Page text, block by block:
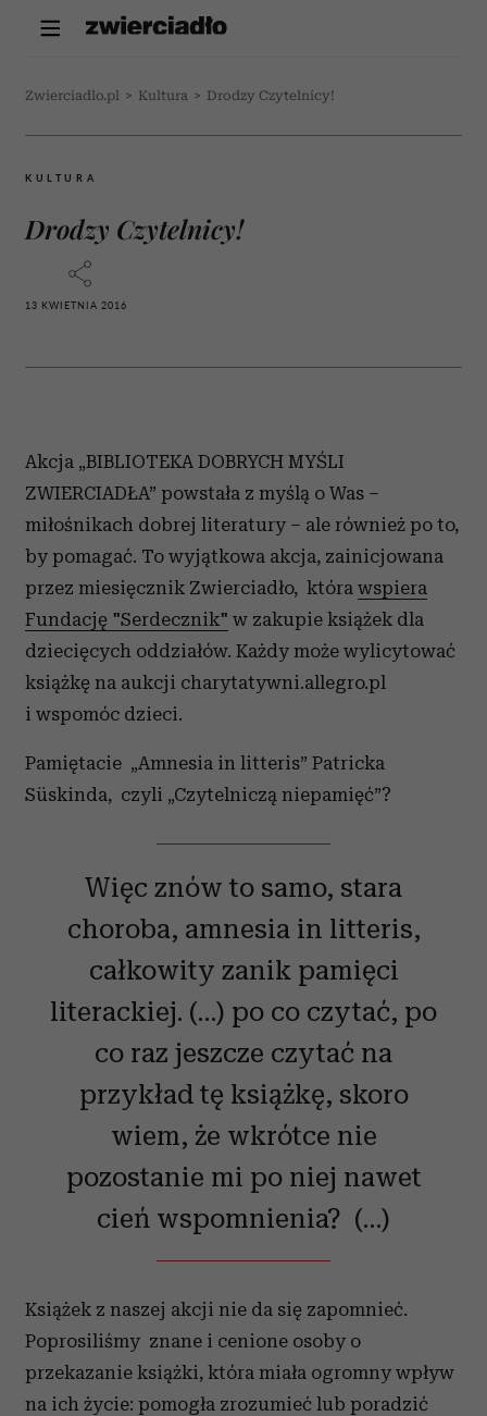
Zwierciadlo.pl > Kultura > Drodzy Czytelnicy!
KULTURA
Drodzy Czytelnicy!
13 KWIETNIA 2016
Akcja „BIBLIOTEKA DOBRYCH MYŚLI
ZWIERCIADŁA” powstała z myślą o Was –
miłośnikach dobrej literatury – ale również po to,
by pomagać. To wyjątkowa akcja, zainicjowana
przez miesięcznik Zwierciadło, która wspiera
Fundację "Serdecznik" w zakupie książek dla
dziecięcych oddziałów. Każdy może wylicytować
książkę na aukcji charytatywni.allegro.pl
i wspomóc dzieci.
Pamiętacie „Amnesia in litteris” Patricka
Süskinda, czyli „Czytelniczą niepamięć”?
Więc znów to samo, stara
choroba, amnesia in litteris,
całkowity zanik pamięci
literackiej. (…) po co czytać, po
co raz jeszcze czytać na
przykład tę książkę, skoro
wiem, że wkrótce nie
pozostanie mi po niej nawet
cień wspomnienia? (…)
Książek z naszej akcji nie da się zapomnieć.
Poprosiliśmy znane i cenione osoby o
przekazanie książki, która miała ogromny wpływ
na ich życie: pomogła zrozumieć lub poradzić